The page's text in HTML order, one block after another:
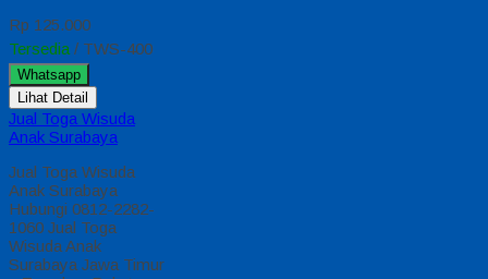
Rp 125.000
Tersedia / TWS-400
Whatsapp
Lihat Detail
Jual Toga Wisuda
Anak Surabaya
Jual Toga Wisuda
Anak Surabaya
Hubungi 0812-2282-
1060 Jual Toga
Wisuda Anak
Surabaya Jawa Timur